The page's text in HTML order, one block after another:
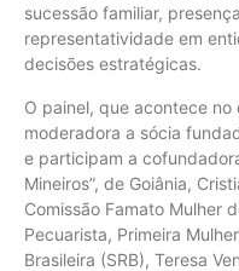
sucessão familiar,
representatividade em
decisões estratégicas.
O painel, que acontece
moderadora a sócia
e participam a
Mineiros”, de Goiânia,
Comissão Famato Mulher
Pecuarista, Primeira
Brasileira (SRB), Teresa